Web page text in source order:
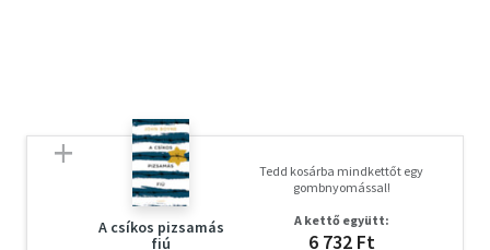
Gertrúd ördögi tervet forral a gyermekkirály ellen. Férje
fején kívánja látni a koronát, s ezért bármilyen gazságra
képes.Ám színre lép az erényes és tiszta szívű Bánk bán,
aki a hazaszeretet örök szimbóluma a magyarság
számára... A közelmúltban A Magyar Kultúra és Művészet
A csíkos pizsamás
fiú
Tedd kosárba mindkettőt egy
gombnyomással!
A kettő együtt:
6 732 Ft